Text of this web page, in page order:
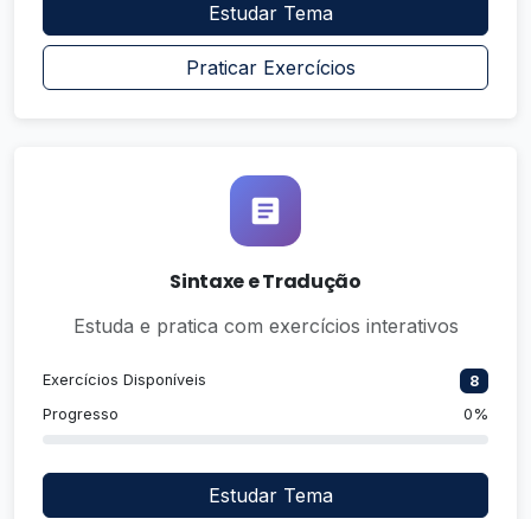
Estudar Tema
Praticar Exercícios
Sintaxe e Tradução
Estuda e pratica com exercícios interativos
Exercícios Disponíveis
8
Progresso
0%
Estudar Tema